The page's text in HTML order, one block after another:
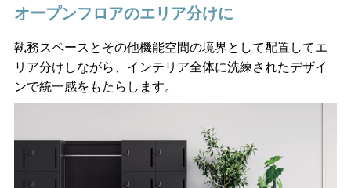
オープンフロアのエリア分けに
執務スペースとその他機能空間の境界として配置してエ
リア分けしながら、インテリア全体に洗練されたデザイ
ンで統一感をもたらします。